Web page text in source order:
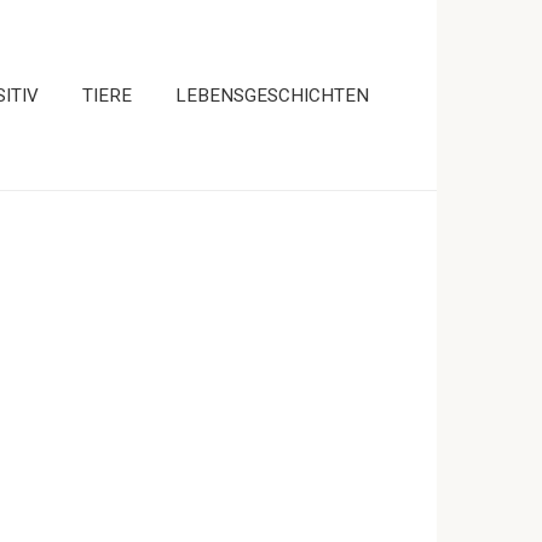
TIERE LEBENSGESCHICHTEN